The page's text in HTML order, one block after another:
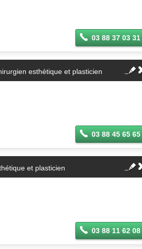
03 88 37 03 31
esthétique et plasticien
03 88 45 65 65
et plasticien
03 88 11 62 08